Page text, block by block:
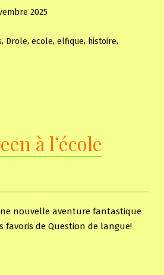
2025
, Drole, ecole, elfique, histoire,
à l’école
nouvelle aventure fantastique
favoris de Question de langue!